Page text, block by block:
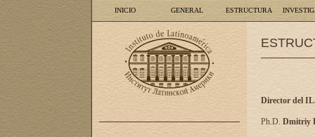
INICIO GENERAL ESTRUCTURA
Director del
Ph.D. Dmitriy